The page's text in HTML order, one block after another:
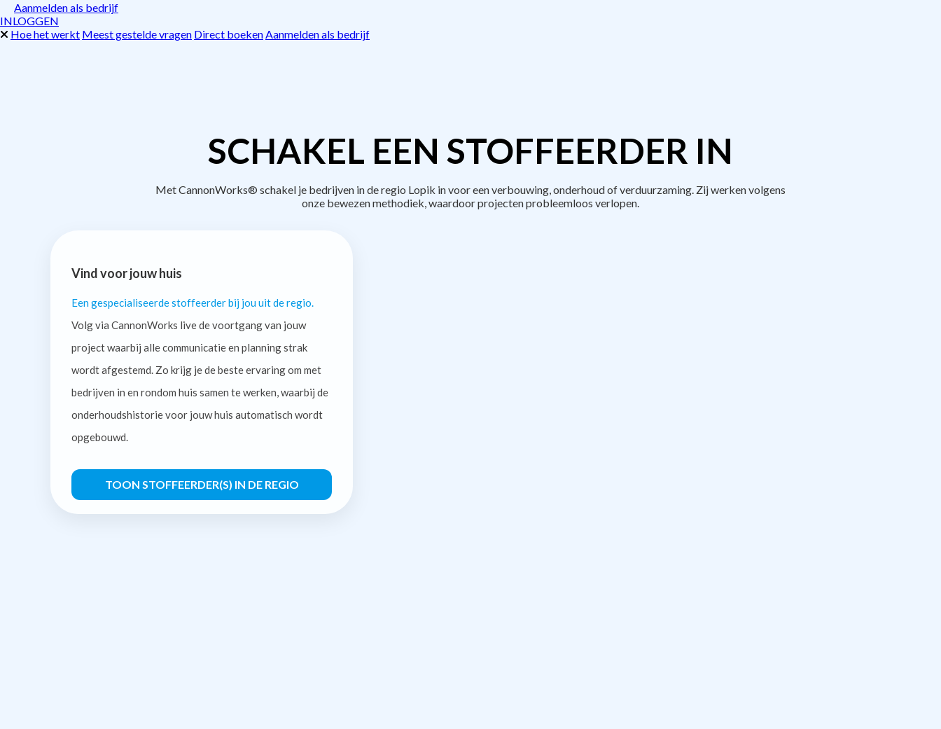
Aanmelden als bedrijf
INLOGGEN
Hoe het werkt Meest gestelde vragen Direct boekenAanmelden als bedrijf
SCHAKEL EEN STOFFEERDER IN
Met CannonWorks® schakel je bedrijven in de regio Lopik in voor een verbouwing, onderhoud of verduurzaming. Zij werken volgens
onze bewezen methodiek, waardoor projecten probleemloos verlopen.
Vind voor jouw huis
Een gespecialiseerde stoffeerder bij jou uit de regio.
Volg via CannonWorks live de voortgang van jouw
project waarbij alle communicatie en planning strak
wordt afgestemd. Zo krijg je de beste ervaring om met
bedrijven in en rondom huis samen te werken, waarbij de
onderhoudshistorie voor jouw huis automatisch wordt
opgebouwd.
TOON STOFFEERDER(S) IN DE REGIO